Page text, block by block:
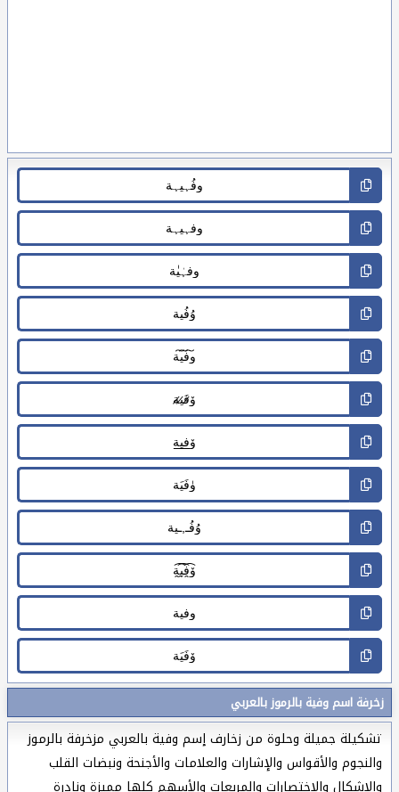
زخرفة اسم وفية بالرموز بالعربي
تشكيلة جميلة وحلوة من زخارف إسم وفية بالعربي مزخرفة بالرموز
والنجوم والأقواس والإشارات والعلامات والأجنحة ونبضات القلب
والاشكال والاختصارات والمربعات والأسهم كلها مميزة ونادرة